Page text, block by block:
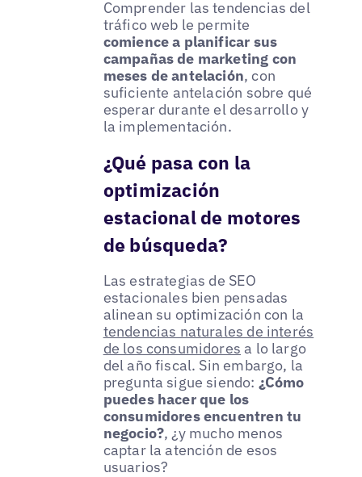
Comprender las tendencias del
tráfico web le permite
comience a planificar sus
campañas de marketing con
meses de antelación, con
suficiente antelación sobre qué
esperar durante el desarrollo y
la implementación.
¿Qué pasa con la
optimización
estacional de motores
de búsqueda?
Las estrategias de SEO
estacionales bien pensadas
alinean su optimización con la
tendencias naturales de interés
de los consumidores a lo largo
del año fiscal. Sin embargo, la
pregunta sigue siendo: ¿Cómo
puedes hacer que los
consumidores encuentren tu
negocio?, ¿y mucho menos
captar la atención de esos
usuarios?